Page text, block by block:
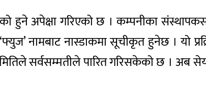
हुने अपेक्षा गरिएको छ । कम्पनीका
नामबाट नास्डाकमा सूचीकृत हुनेछ । यो
सर्वसम्मतीले पारित गरिसकेको छ । अब